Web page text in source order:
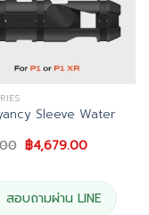
Sleeve Water
Original
price
฿5,198.00.
฿4,679.00Current
฿4,679.00.
สอบถามผ่าน LINE